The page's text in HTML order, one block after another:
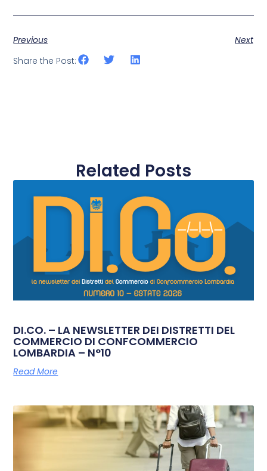
Previous
Next
Share the Post:
Related Posts
DI.CO. – LA NEWSLETTER DEI DISTRETTI DEL
COMMERCIO DI CONFCOMMERCIO
LOMBARDIA – N°10
Read More